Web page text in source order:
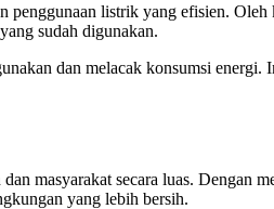
listrik yang efisien. Oleh
yang sudah digunakan.
dan melacak konsumsi energi.
masyarakat secara luas. Dengan
yang lebih bersih.